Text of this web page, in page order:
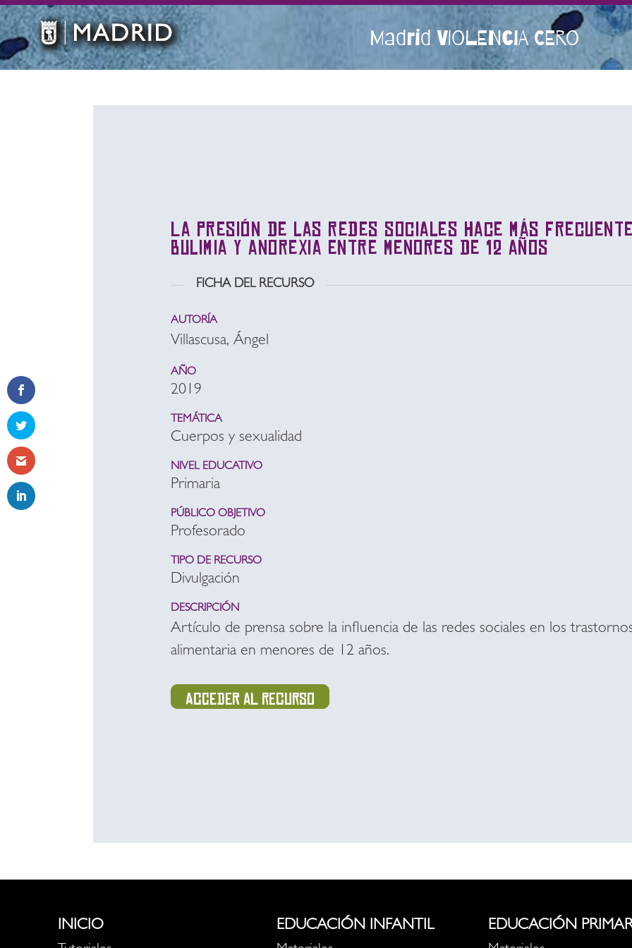
Madrid VIOLENCIA CERO
La presión de las redes sociales hace más
bulimia y anorexia entre menores de 12 años
FICHA DEL RECURSO
AUTORÍA
Villascusa, Ángel
AÑO
2019
TEMÁTICA
Cuerpos y sexualidad
NIVEL EDUCATIVO
Primaria
PÚBLICO OBJETIVO
Profesorado
TIPO DE RECURSO
Divulgación
DESCRIPCIÓN
Artículo de prensa sobre la influencia de las redes sociales en los
alimentaria en menores de 12 años.
Acceder al recurso
INICIO EDUCACIÓN INFANTIL EDUCACIÓN